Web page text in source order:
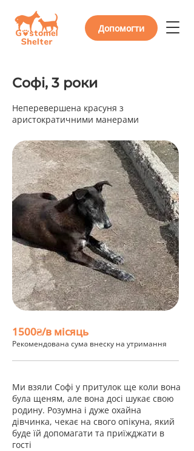
Допомогти
Софі, 3 роки
Неперевершена красуня з
аристократичними манерами
1500₴/в місяць
Рекомендована сума внеску на утримання
Ми взяли Софі у притулок ще коли вона
була щеням, але вона досі шукає свою
родину. Розумна і дуже охайна
дівчинка, чекає на свого опікуна, який
буде їй допомагати та приїжджати в
гості